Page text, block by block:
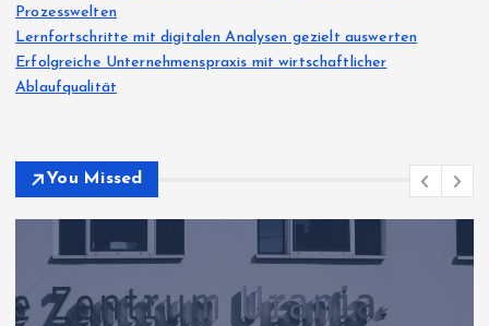
Prozesswelten
Lernfortschritte mit digitalen Analysen gezielt auswerten
Erfolgreiche Unternehmenspraxis mit wirtschaftlicher
Ablaufqualität
You Missed